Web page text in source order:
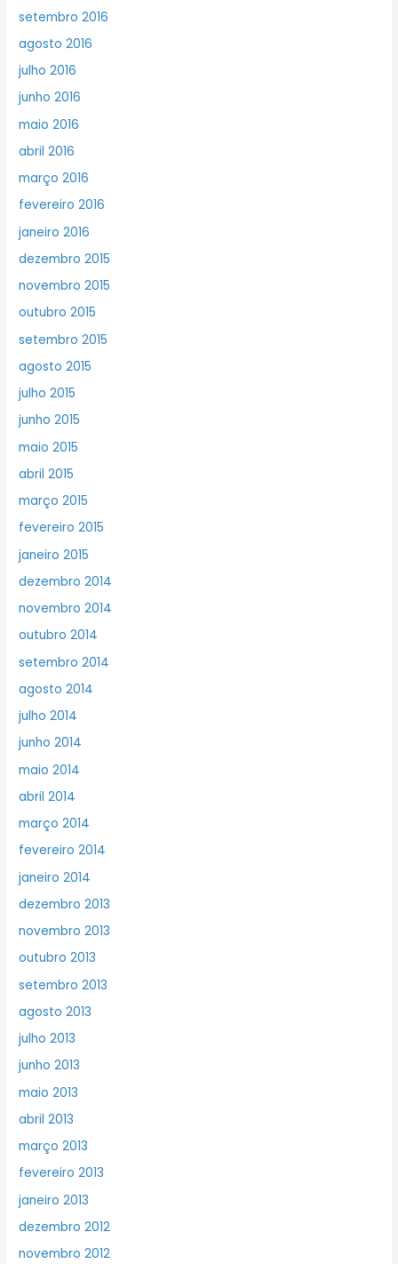
setembro 2016
agosto 2016
julho 2016
junho 2016
maio 2016
abril 2016
março 2016
fevereiro 2016
janeiro 2016
dezembro 2015
novembro 2015
outubro 2015
setembro 2015
agosto 2015
julho 2015
junho 2015
maio 2015
abril 2015
março 2015
fevereiro 2015
janeiro 2015
dezembro 2014
novembro 2014
outubro 2014
setembro 2014
agosto 2014
julho 2014
junho 2014
maio 2014
abril 2014
março 2014
fevereiro 2014
janeiro 2014
dezembro 2013
novembro 2013
outubro 2013
setembro 2013
agosto 2013
julho 2013
junho 2013
maio 2013
abril 2013
março 2013
fevereiro 2013
janeiro 2013
dezembro 2012
novembro 2012